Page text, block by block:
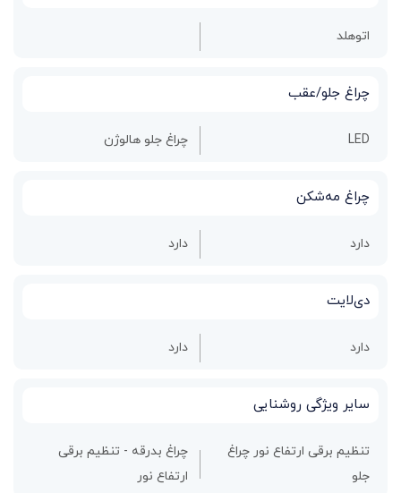
اتوهلد
چراغ جلو/عقب
LED چراغ جلو هالوژن
چراغ مه‌شکن
دارد دارد
دی‌لایت
دارد دارد
سایر ویژگی روشنایی
تنظیم برقی ارتفاع نور چراغ
جلو
چراغ بدرقه - تنظیم برقی
ارتفاع نور